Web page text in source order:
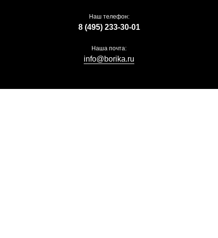
Наш телефон:
8 (495) 233-30-01
Наша почта:
info@borika.ru